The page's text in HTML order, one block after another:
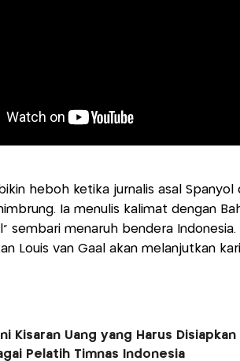
heboh ketika jurnalis asal
Ia menulis kalimat dengan
sembari menaruh bendera
Louis van Gaal akan melanjutkan
Kisaran Uang yang Harus Disiapkan
Pelatih Timnas Indonesia